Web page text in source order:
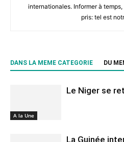
internationales. Informer à
pris: tel est
DANS LA MEME CATEGORIE DU
A la Une
Le Niger se
La Guinée